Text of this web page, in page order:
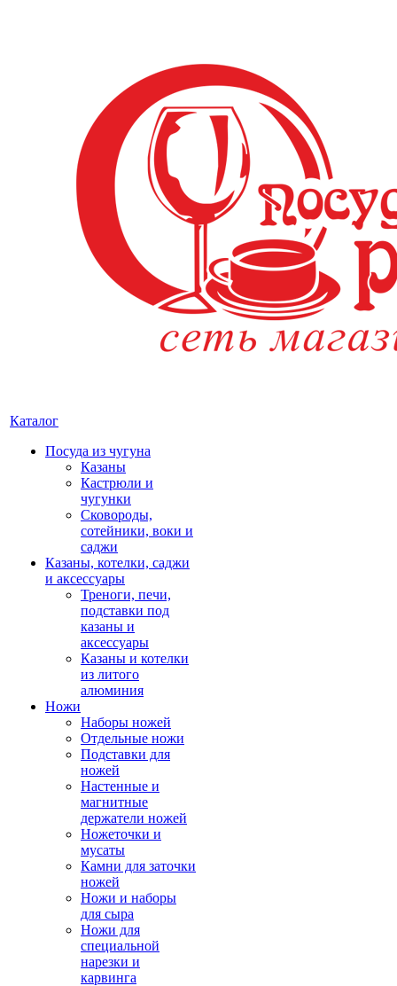
Каталог
Посуда из чугуна
Казаны
Кастрюли и
чугунки
Сковороды,
сотейники, воки и
саджи
Казаны, котелки, саджи
и аксессуары
Треноги, печи,
подставки под
казаны и
аксессуары
Казаны и котелки
из литого
алюминия
Ножи
Наборы ножей
Отдельные ножи
Подставки для
ножей
Настенные и
магнитные
держатели ножей
Ножеточки и
мусаты
Камни для заточки
ножей
Ножи и наборы
для сыра
Ножи для
специальной
нарезки и
карвинга